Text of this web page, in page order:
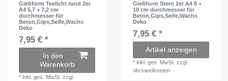
Gießform Teelicht rund 2er
A4 5,7 + 7,2 cm
durchmesser für
Beton,Gips,Seife,Wachs
Deko
7,95 € *
In den
Warenkorb
*inkl. ges. MwSt. zzgl.
Gießform Stern 2er A4 8 +
10 cm durchmesser für
Beton,Gips,Seife,Wachs
Deko
7,95 € *
Artikel anzeigen
*inkl. ges. MwSt. zzgl.
Versandkosten